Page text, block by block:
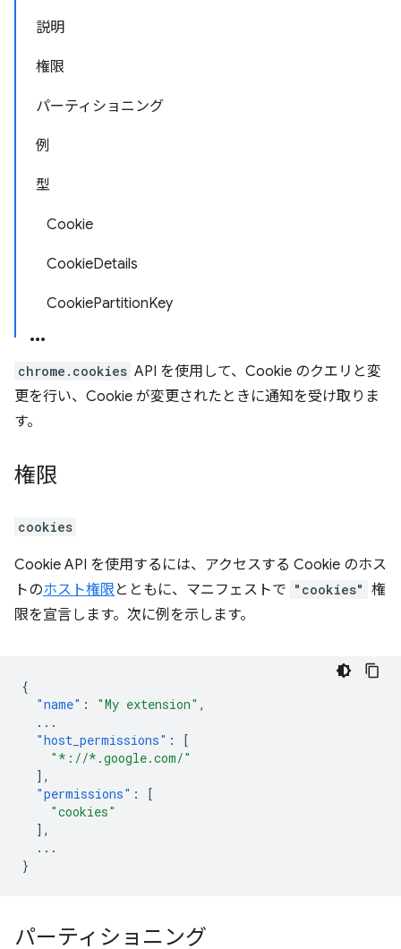
説明
権限
パーティショニング
例
型
Cookie
CookieDetails
CookiePartitionKey
chrome.cookies API を使用して、Cookie のクエリと変
更を行い、Cookie が変更されたときに通知を受け取りま
す。
権限
cookies
Cookie API を使用するには、アクセスする Cookie のホス
トのホスト権限 とともに、マニフェストで "cookies" 権
限を宣言します。次に例を示します。
{
"name" : "My extension" ,
...
"host_permissions" :
[
"*://*.google.com/"
],
"permissions" :
[
"cookies"
],
...
}
パーティショニング